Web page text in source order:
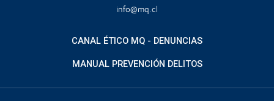
info@mq.cl
CANAL ÉTICO MQ - DENUNCIAS
MANUAL PREVENCIÓN DELITOS